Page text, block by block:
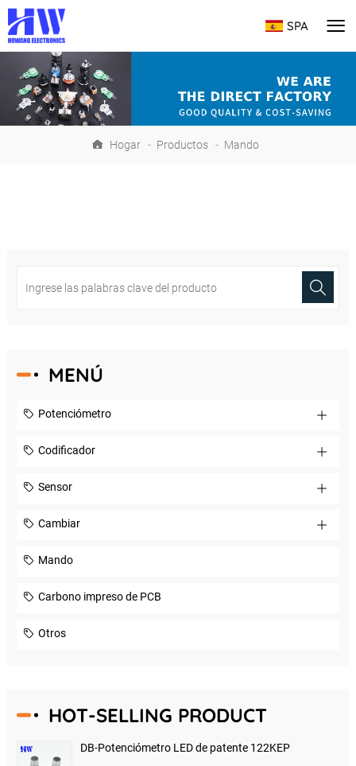
SPA
Hogar - Productos - Mando
MENÚ
Potenciómetro
Codificador
Sensor
Cambiar
Mando
Carbono impreso de PCB
Otros
HOT-SELLING PRODUCT
DB-Potenciómetro LED de patente 122KEP